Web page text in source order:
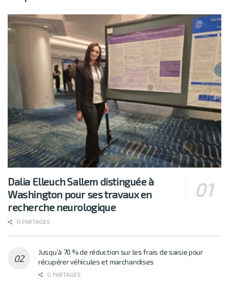
Dalia Elleuch Sallem distinguée à
Washington pour ses travaux en
recherche neurologique
0 PARTAGES
Jusqu’à 70 % de réduction sur les frais de saisie pour
récupérer véhicules et marchandises
0 PARTAGES